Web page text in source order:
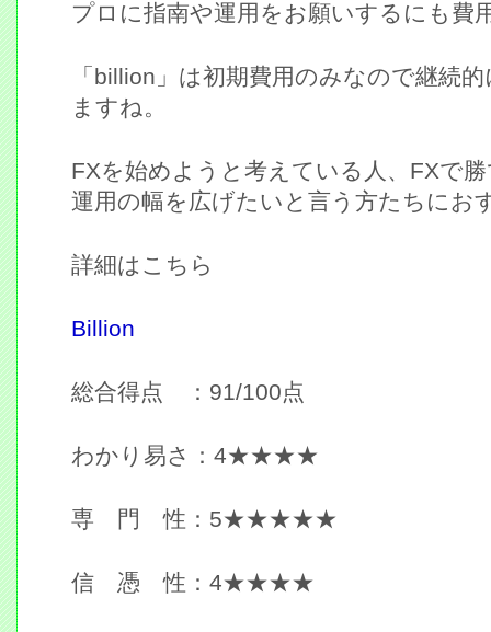
プロに指南や運用をお願いするにも費
「billion」は初期費用のみなので継続
ますね。
FXを始めようと考えている人、FXで
運用の幅を広げたいと言う方たちにお
詳細はこちら
Billion
総合得点 ：91/100点
わかり易さ：4★★★★
専 門 性：5★★★★★
信 憑 性：4★★★★